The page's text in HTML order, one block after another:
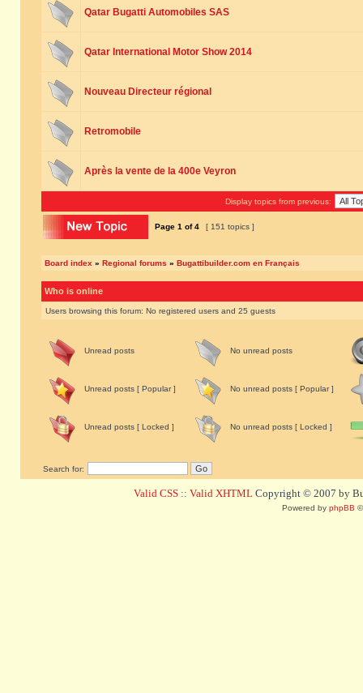
Qatar Bugatti Automobiles SAS
Qatar International Motor Show 2014
Nouveau Directeur régional
Retromobile
Après la vente de la 400e Veyron
Display topics from previous:
Page 1 of4 [ 151 topics ]
Board index » Regional forums » Bugattibuilder.com en Français
Who is online
Users browsing this forum: No registered users and 25 guests
Unread posts No unread posts
Unread posts [ Popular ] No unread posts [ Popular ]
Unread posts [ Locked ] No unread posts [ Locked ]
Search for:
Valid CSS :: Valid XHTML Copyright © 2007 by
Powered by phpBB